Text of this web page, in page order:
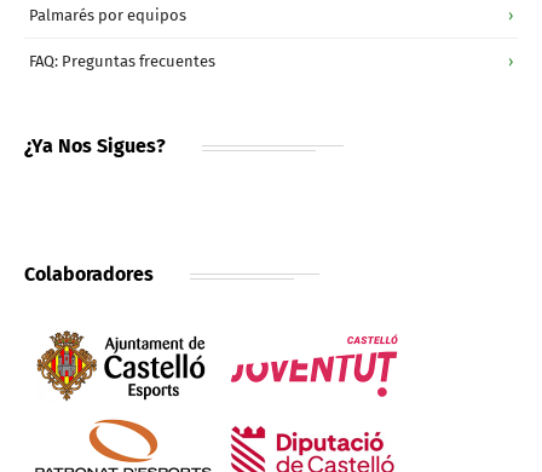
Palmarés por equipos ›
FAQ: Preguntas frecuentes ›
¿Ya Nos Sigues?
Colaboradores